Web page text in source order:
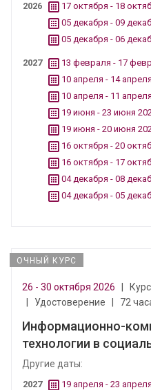
2026
17 октября - 18
05 декабря - 09
05 декабря - 06
2027
13 февраля - 17
10 апреля - 14
10 апреля - 11
19 июня - 23 июня
19 июня - 20 июня
16 октября - 20
16 октября - 17
04 декабря - 08
04 декабря - 05
ОЧНЫЙ КУРС
26 - 30 октября 2026
Удостоверение 72
Информационно-
технологии в
Другие даты:
2027 19 апреля - 23